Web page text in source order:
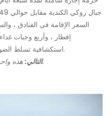
السعر الإقامة في الفنادق ،
إفطار ، وأربع وجبات
استكشافية تسلط الضوء على بعض أروع ميزات جبال روكي.
التالي:هذه واحدة من أشهر وجهات السفر في العالم.